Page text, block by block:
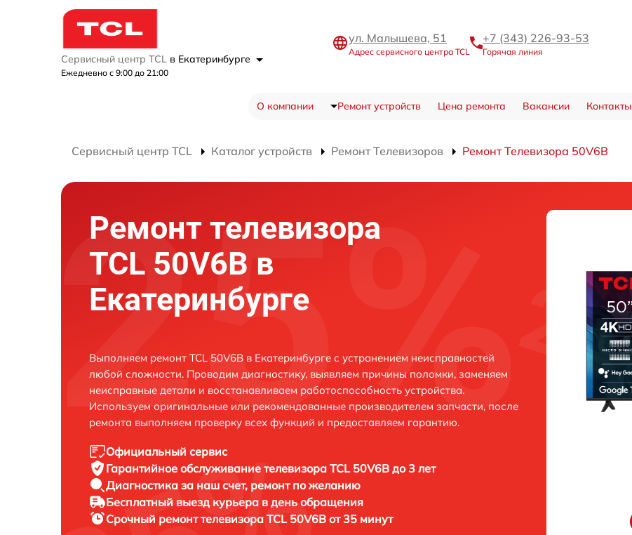
Сервисный центр TCL в Екатеринбурге
Ежедневно с 9:00 до 21:00
ул. Малышева, 51
Адрес сервисного центра TCL
+7 (343) 226-93-53
Горячая линия
О компании Ремонт устройств Цена ремонта Вакансии Контакты
Сервисный центр TCL Каталог устройств Ремонт Телевизоров Ремонт Телевизора 50V6B
Ремонт телевизора
TCL 50V6B в
Екатеринбурге
Выполняем ремонт TCL 50V6B в Екатеринбурге с устранением неисправностей
любой сложности. Проводим диагностику, выявляем причины поломки, заменяем
неисправные детали и восстанавливаем работоспособность устройства.
Используем оригинальные или рекомендованные производителем запчасти, после
ремонта выполняем проверку всех функций и предоставляем гарантию.
Официальный сервис
Гарантийное обслуживание телевизора TCL 50V6B до 3 лет
Диагностика за наш счет, ремонт по желанию
Бесплатный выезд курьера в день обращения
Срочный ремонттелевизора TCL 50V6B от 35 минут